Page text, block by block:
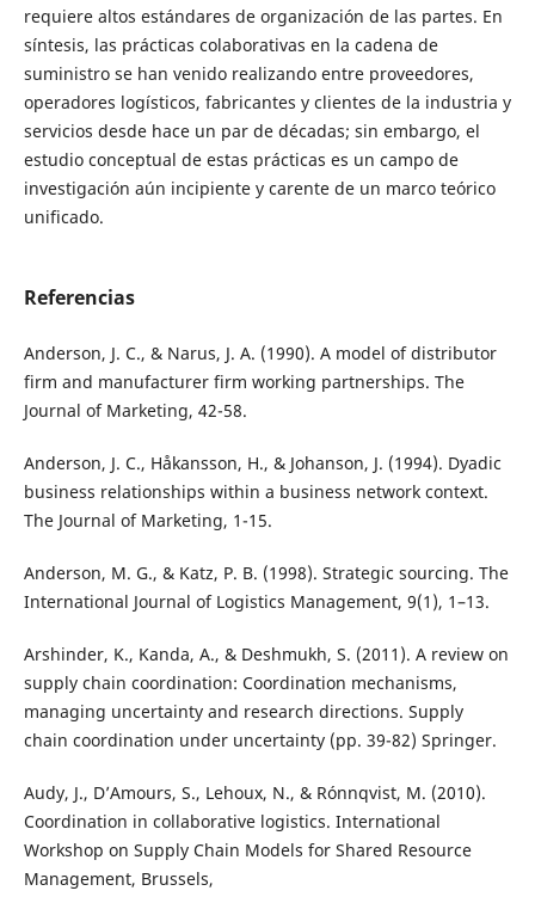
requiere altos estándares de organización de las partes. En
síntesis, las prácticas colaborativas en la cadena de
suministro se han venido realizando entre proveedores,
operadores logísticos, fabricantes y clientes de la industria y
servicios desde hace un par de décadas; sin embargo, el
estudio conceptual de estas prácticas es un campo de
investigación aún incipiente y carente de un marco teórico
unificado.
Referencias
Anderson, J. C., & Narus, J. A. (1990). A model of distributor
firm and manufacturer firm working partnerships. The
Journal of Marketing, 42-58.
Anderson, J. C., Håkansson, H., & Johanson, J. (1994). Dyadic
business relationships within a business network context.
The Journal of Marketing, 1-15.
Anderson, M. G., & Katz, P. B. (1998). Strategic sourcing. The
International Journal of Logistics Management, 9(1), 1–13.
Arshinder, K., Kanda, A., & Deshmukh, S. (2011). A review on
supply chain coordination: Coordination mechanisms,
managing uncertainty and research directions. Supply
chain coordination under uncertainty (pp. 39-82) Springer.
Audy, J., D’Amours, S., Lehoux, N., & Rónnqvist, M. (2010).
Coordination in collaborative logistics. International
Workshop on Supply Chain Models for Shared Resource
Management, Brussels,